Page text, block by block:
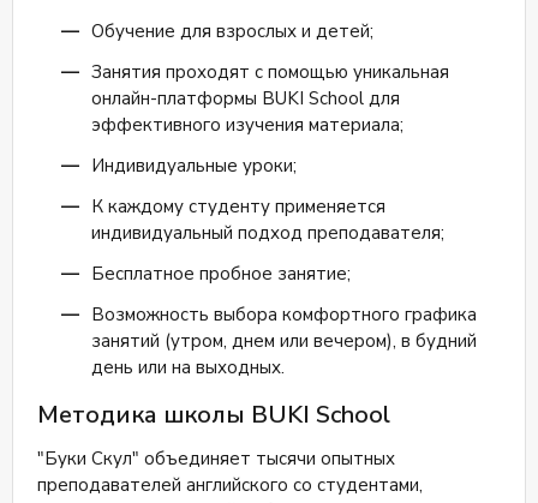
Обучение для взрослых и детей;
Занятия проходят с помощью уникальная
онлайн-платформы BUKI School для
эффективного изучения материала;
Индивидуальные уроки;
К каждому студенту применяется
индивидуальный подход преподавателя;
Бесплатное пробное занятие;
Возможность выбора комфортного графика
занятий (утром, днем или вечером), в будний
день или на выходных.
Методика школы BUKI School
"Буки Скул" объединяет тысячи опытных
преподавателей английского со студентами,